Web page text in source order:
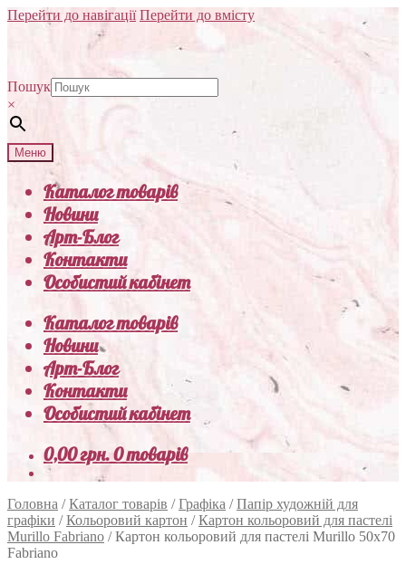
Перейти до навігації Перейти до вмісту
Пошук
×
Меню
Каталог товарів
Новини
Арт-Блог
Контакти
Особистий кабінет
Каталог товарів
Новини
Арт-Блог
Контакти
Особистий кабінет
0,00грн.0 товарів
Головна /Каталог товарів /Графіка /Папір художній для
графіки /Кольоровий картон /Картон кольоровий для пастелі
Murillo Fabriano /Картон кольоровий для пастелі Murillo 50х70
Fabriano